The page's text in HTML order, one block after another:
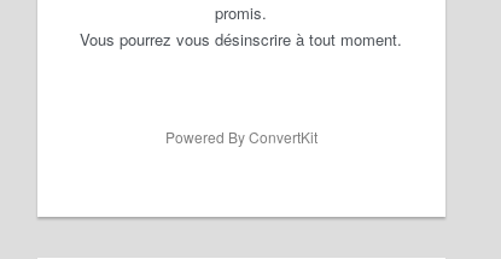
promis.
Vous pourrez vous désinscrire à tout moment.
Powered By ConvertKit